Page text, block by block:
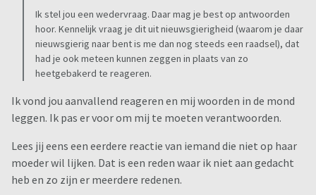
Ik stel jou een wedervraag. Daar mag je best op antwoorden
hoor. Kennelijk vraag je dit uit nieuwsgierigheid (waarom je daar
nieuwsgierig naar bent is me dan nog steeds een raadsel), dat
had je ook meteen kunnen zeggen in plaats van zo
heetgebakerd te reageren.
Ik vond jou aanvallend reageren en mij woorden in de mond
leggen. Ik pas er voor om mij te moeten verantwoorden.
Lees jij eens een eerdere reactie van iemand die niet op haar
moeder wil lijken. Dat is een reden waar ik niet aan gedacht
heb en zo zijn er meerdere redenen.